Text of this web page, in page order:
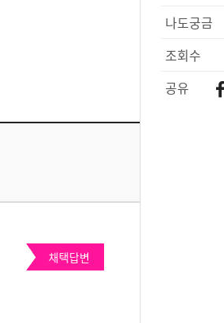
나도궁금
조회수
공유
채택답변